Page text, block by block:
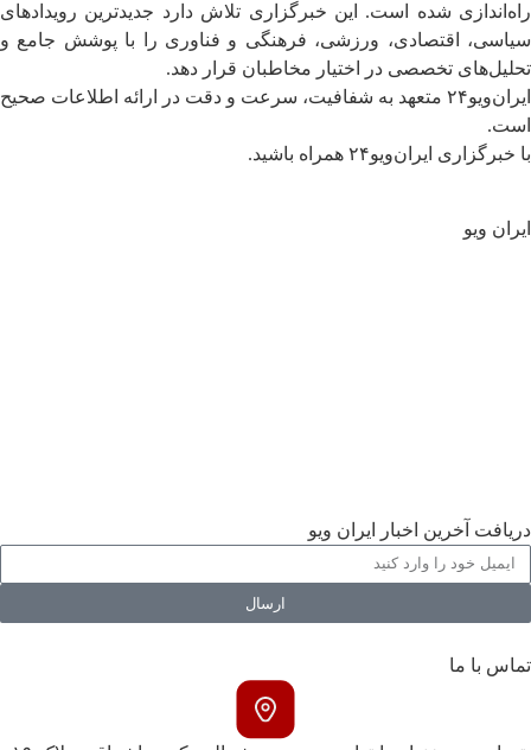
راه‌اندازی شده است. این خبرگزاری تلاش دارد جدیدترین رویدادهای
سیاسی، اقتصادی، ورزشی، فرهنگی و فناوری را با پوشش جامع و
تحلیل‌های تخصصی در اختیار مخاطبان قرار دهد.
ایران‌ویو۲۴ متعهد به شفافیت، سرعت و دقت در ارائه اطلاعات صحیح
است.
با خبرگزاری ایران‌ویو۲۴ همراه باشید.
ایران ویو
دریافت آخرین اخبار ایران ویو
ارسال
تماس با ما